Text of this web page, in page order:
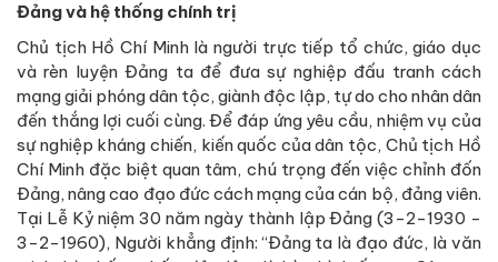
Đảng và hệ thống chính trị
Chủ tịch Hồ Chí Minh là người trực tiếp tổ chức, giáo dục
và rèn luyện Đảng ta để đưa sự nghiệp đấu tranh cách
mạng giải phóng dân tộc, giành độc lập, tự do cho nhân dân
đến thắng lợi cuối cùng. Để đáp ứng yêu cầu, nhiệm vụ của
sự nghiệp kháng chiến, kiến quốc của dân tộc, Chủ tịch Hồ
Chí Minh đặc biệt quan tâm, chú trọng đến việc chỉnh đốn
Đảng, nâng cao đạo đức cách mạng của cán bộ, đảng viên.
Tại Lễ Kỷ niệm 30 năm ngày thành lập Đảng (3-2-1930 -
3-2-1960), Người khẳng định: “Đảng ta là đạo đức, là văn